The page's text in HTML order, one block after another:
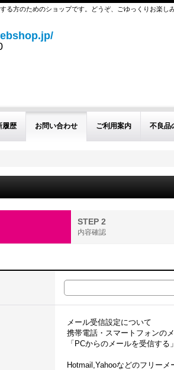
る方のためのショップです。どうぞ、ごゆっくりお楽し
履歴 お問い合わせ ご利用案内 不良品
STEP 2
内容確認
メール受信設定について
携帯電話・スマートフォンの
「PCからのメールを受信す
Hotmail,Yahooなどのフリー